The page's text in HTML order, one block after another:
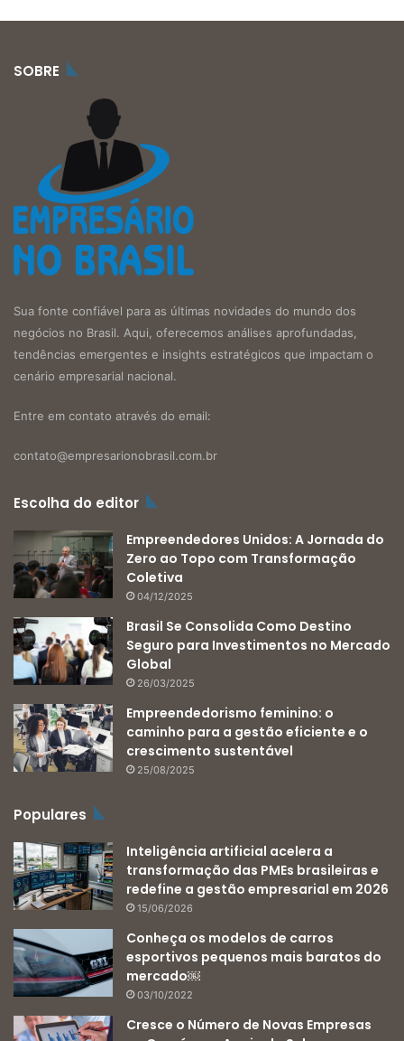
SOBRE
Sua fonte confiável para as últimas novidades do mundo dos
negócios no Brasil. Aqui, oferecemos análises aprofundadas,
tendências emergentes e insights estratégicos que impactam o
cenário empresarial nacional.
Entre em contato através do email:
contato@empresarionobrasil.com.br
Escolha do editor
Empreendedores Unidos: A Jornada do
Zero ao Topo com Transformação
Coletiva
04/12/2025
Brasil Se Consolida Como Destino
Seguro para Investimentos no Mercado
Global
26/03/2025
Empreendedorismo feminino: o
caminho para a gestão eficiente e o
crescimento sustentável
25/08/2025
Populares
Inteligência artificial acelera a
transformação das PMEs brasileiras e
redefine a gestão empresarial em 2026
15/06/2026
Conheça os modelos de carros
esportivos pequenos mais baratos do
mercado￼
03/10/2022
Cresce o Número de Novas Empresas